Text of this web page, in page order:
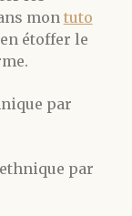
mon tuto
étoffer le